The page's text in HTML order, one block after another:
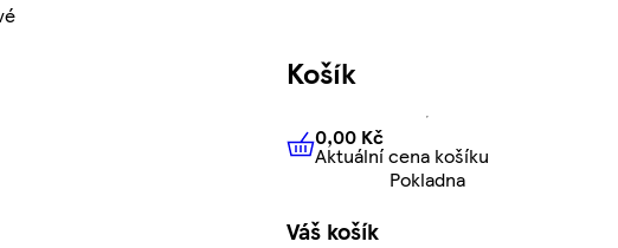
Košík
0,00 KčAktuální cena košíku
0,00 Kč
Aktuální cena košíku
Pokladna
Váš košík